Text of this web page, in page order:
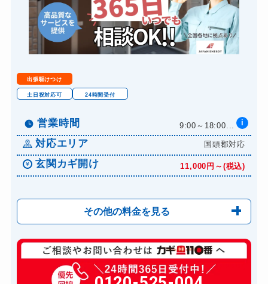
金庫カギ開け 14,300円～(税込)
ロッカーカギ開け 8,800円～(税込)
ドアノブカギ開け 10,780円～(税込)
出張駆けつけ
土日祝対応可 24時間受付
営業時間 9:00～18:00... i
対応エリア 国頭郡対応
玄関カギ開け 11,000円～(税込)
その他の料金を見る
玄関カギ修理 6,600円～(税込)
玄関カギ作成 14,300円～(税込)